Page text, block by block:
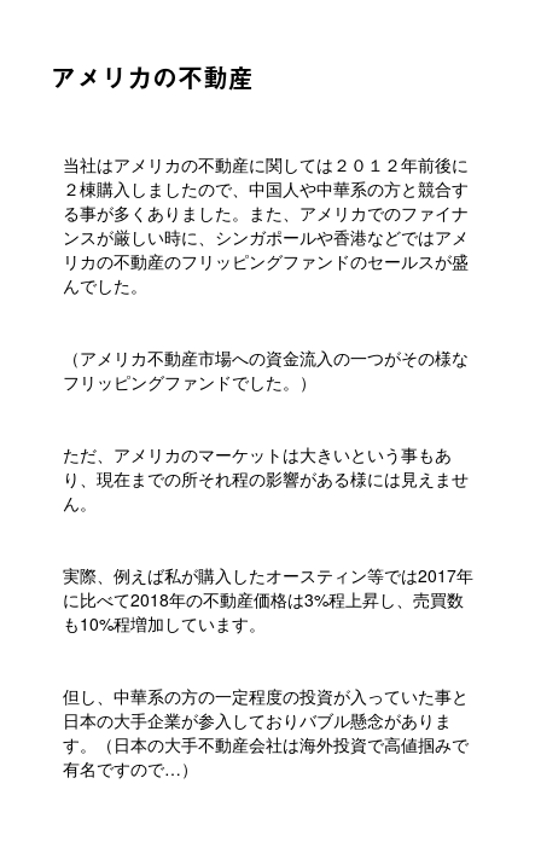
アメリカの不動産
当社はアメリカの不動産に関しては２０１２年前後に
２棟購入しましたので、中国人や中華系の方と競合す
る事が多くありました。また、アメリカでのファイナ
ンスが厳しい時に、シンガポールや香港などではアメ
リカの不動産のフリッピングファンドのセールスが盛
んでした。
（アメリカ不動産市場への資金流入の一つがその様な
フリッピングファンドでした。）
ただ、アメリカのマーケットは大きいという事もあ
り、現在までの所それ程の影響がある様には見えませ
ん。
実際、例えば私が購入したオースティン等では2017年
に比べて2018年の不動産価格は3%程上昇し、売買数
も10%程増加しています。
但し、中華系の方の一定程度の投資が入っていた事と
日本の大手企業が参入しておりバブル懸念がありま
す。（日本の大手不動産会社は海外投資で高値掴みで
有名ですので…）